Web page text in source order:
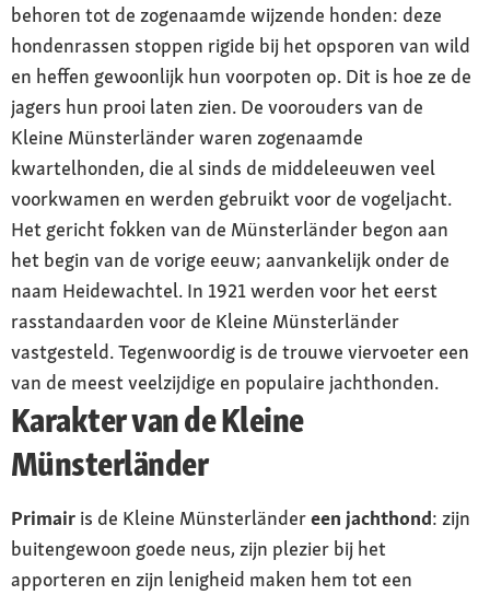
behoren tot de zogenaamde wijzende honden: deze
hondenrassen stoppen rigide bij het opsporen van wild
en heffen gewoonlijk hun voorpoten op. Dit is hoe ze de
jagers hun prooi laten zien. De voorouders van de
Kleine Münsterländer waren zogenaamde
kwartelhonden, die al sinds de middeleeuwen veel
voorkwamen en werden gebruikt voor de vogeljacht.
Het gericht fokken van de Münsterländer begon aan
het begin van de vorige eeuw; aanvankelijk onder de
naam Heidewachtel. In 1921 werden voor het eerst
rasstandaarden voor de Kleine Münsterländer
vastgesteld. Tegenwoordig is de trouwe viervoeter een
van de meest veelzijdige en populaire jachthonden.
Karakter van de Kleine
Münsterländer
Primair is de Kleine Münsterländereen jachthond: zijn
buitengewoon goede neus, zijn plezier bij het
apporteren en zijn lenigheid maken hem tot een